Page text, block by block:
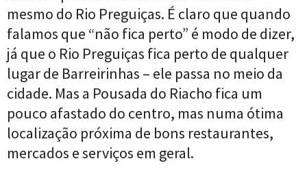
mesmo do Rio Preguiças. É claro que quando
falamos que “não fica perto” é modo de dizer,
já que o Rio Preguiças fica perto de qualquer
lugar de Barreirinhas – ele passa no meio da
cidade. Mas a Pousada do Riacho fica um
pouco afastado do centro, mas numa ótima
localização próxima de bons restaurantes,
mercados e serviços em geral.